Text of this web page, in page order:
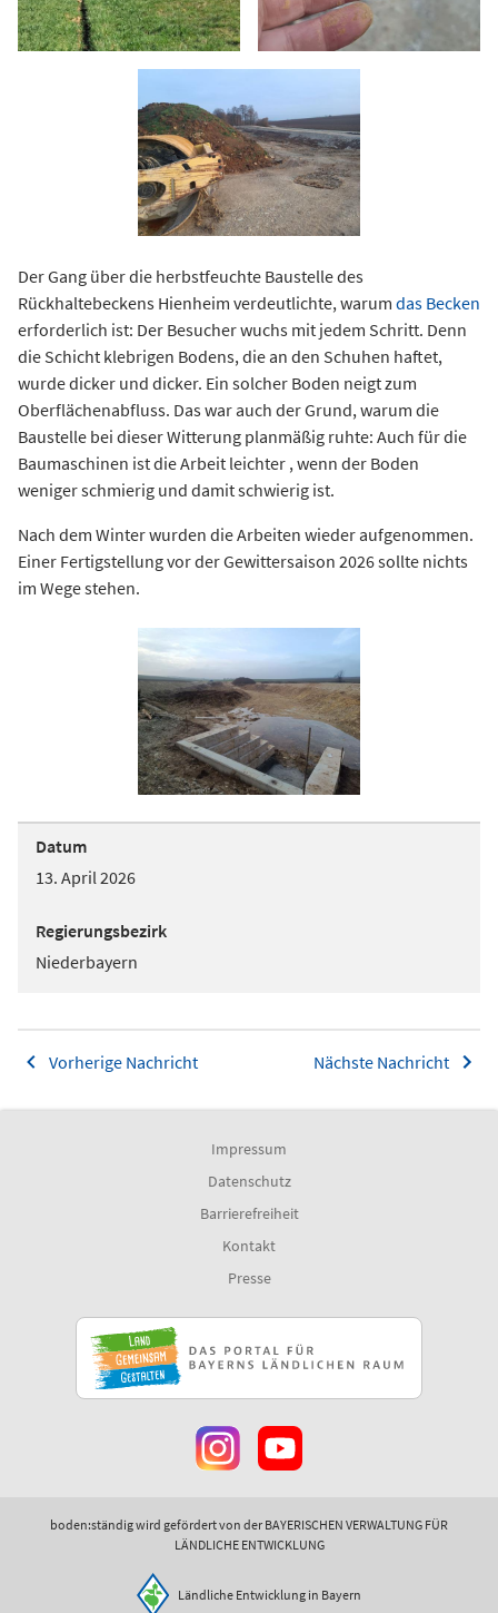
Der Gang über die herbstfeuchte Baustelle des
Rückhaltebeckens Hienheim verdeutlichte, warum das Becken
erforderlich ist: Der Besucher wuchs mit jedem Schritt. Denn
die Schicht klebrigen Bodens, die an den Schuhen haftet,
wurde dicker und dicker. Ein solcher Boden neigt zum
Oberflächenabfluss. Das war auch der Grund, warum die
Baustelle bei dieser Witterung planmäßig ruhte: Auch für die
Baumaschinen ist die Arbeit leichter , wenn der Boden
weniger schmierig und damit schwierig ist.
Nach dem Winter wurden die Arbeiten wieder aufgenommen.
Einer Fertigstellung vor der Gewittersaison 2026 sollte nichts
im Wege stehen.
Datum
13. April 2026
Regierungsbezirk
Niederbayern
Vorherige Nachricht Nächste Nachricht
Impressum
Datenschutz
Barrierefreiheit
Kontakt
Presse
boden:ständig wird gefördert von der BAYERISCHEN VERWALTUNG FÜR
LÄNDLICHE ENTWICKLUNG
Ländliche Entwicklung in Bayern